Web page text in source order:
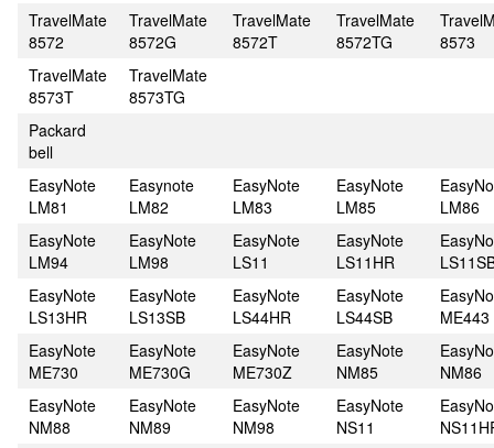
TravelMate
8572
TravelMate
8572G
TravelMate
8572T
TravelMate
8572TG
8573
TravelMate
8573T
TravelMate
8573TG
Packard
bell
EasyNote
LM81
Easynote
LM82
EasyNote
LM83
EasyNote
LM85
LM86
EasyNote
LM94
EasyNote
LM98
EasyNote
LS11
EasyNote
LS11HR
EasyNote
LS13HR
EasyNote
LS13SB
EasyNote
LS44HR
EasyNote
LS44SB
ME443
EasyNote
ME730
EasyNote
ME730G
EasyNote
ME730Z
EasyNote
NM85
NM86
EasyNote
NM88
EasyNote
NM89
EasyNote
NM98
EasyNote
NS11